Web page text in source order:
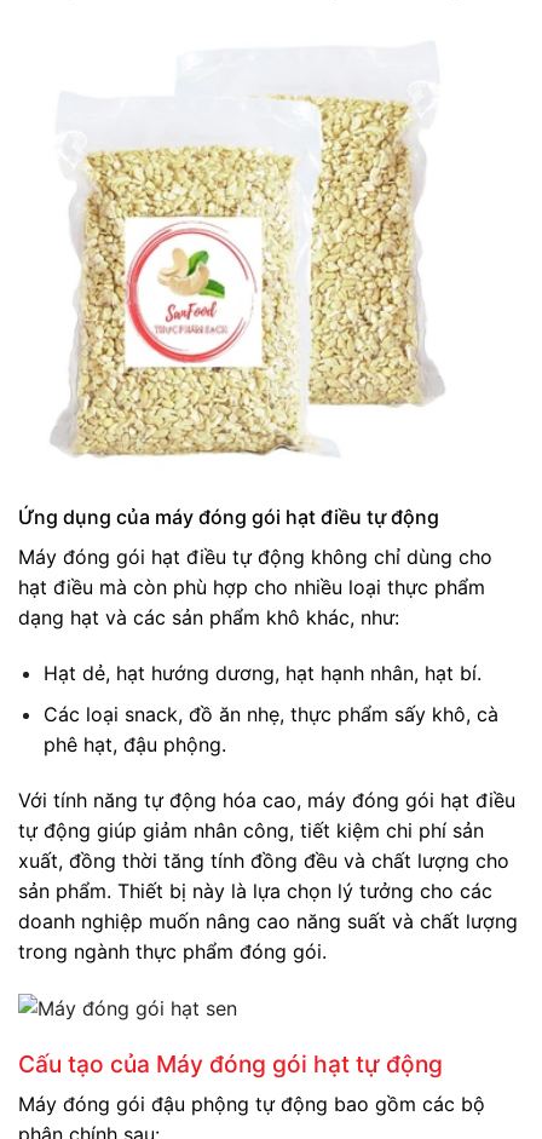
Ứng dụng của máy đóng gói hạt điều tự động
Máy đóng gói hạt điều tự động không chỉ dùng cho
hạt điều mà còn phù hợp cho nhiều loại thực phẩm
dạng hạt và các sản phẩm khô khác, như:
Hạt dẻ, hạt hướng dương, hạt hạnh nhân, hạt bí.
Các loại snack, đồ ăn nhẹ, thực phẩm sấy khô, cà
phê hạt, đậu phộng.
Với tính năng tự động hóa cao, máy đóng gói hạt điều
tự động giúp giảm nhân công, tiết kiệm chi phí sản
xuất, đồng thời tăng tính đồng đều và chất lượng cho
sản phẩm. Thiết bị này là lựa chọn lý tưởng cho các
doanh nghiệp muốn nâng cao năng suất và chất lượng
trong ngành thực phẩm đóng gói.
Cấu tạo của Máy đóng gói hạt tự động
Máy đóng gói đậu phộng tự động bao gồm các bộ